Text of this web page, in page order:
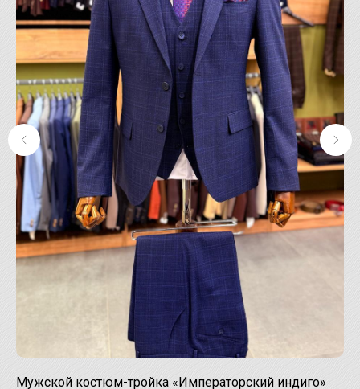
Мужской костюм-тройка «Императорский индиго»